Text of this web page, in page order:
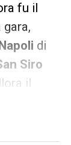
fu il
di
Siro
il
allunga